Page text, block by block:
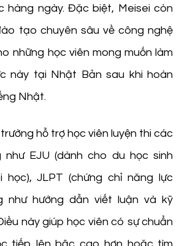
hàng ngày. Đặc biệt, Meisei còn
tạo chuyên sâu về công nghệ
những học viên mong muốn làm
này tại Nhật Bản sau khi hoàn
Nhật.
hỗ trợ học viên luyện thi các
như EJU (dành cho du học sinh
học), JLPT (chứng chỉ năng lực
như hướng dẫn viết luận và kỹ
này giúp học viên có sự chuẩn